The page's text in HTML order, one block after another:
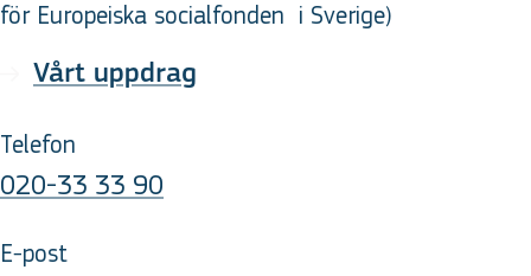
för Europeiska socialfonden i Sverige)
Vårt uppdrag
Telefon
020-33 33 90
E-post